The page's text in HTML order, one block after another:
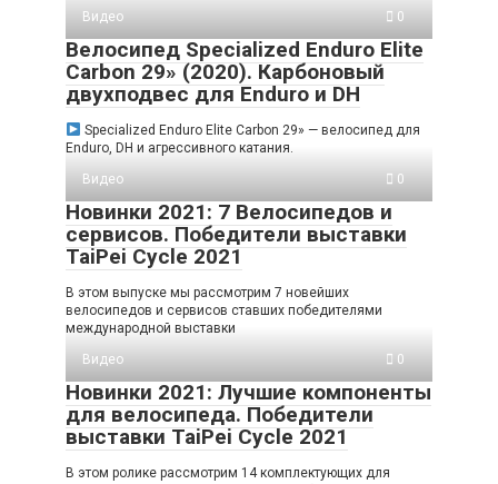
Видео
0
Велосипед Specialized Enduro Elite
Carbon 29» (2020). Карбоновый
двухподвес для Enduro и DH
Specialized Enduro Elite Carbon 29» — велосипед для
Enduro, DH и агрессивного катания.
Видео
0
Новинки 2021: 7 Велосипедов и
сервисов. Победители выставки
TaiPei Cycle 2021
В этом выпуске мы рассмотрим 7 новейших
велосипедов и сервисов ставших победителями
международной выставки
Видео
0
Новинки 2021: Лучшие компоненты
для велосипеда. Победители
выставки TaiPei Cycle 2021
В этом ролике рассмотрим 14 комплектующих для